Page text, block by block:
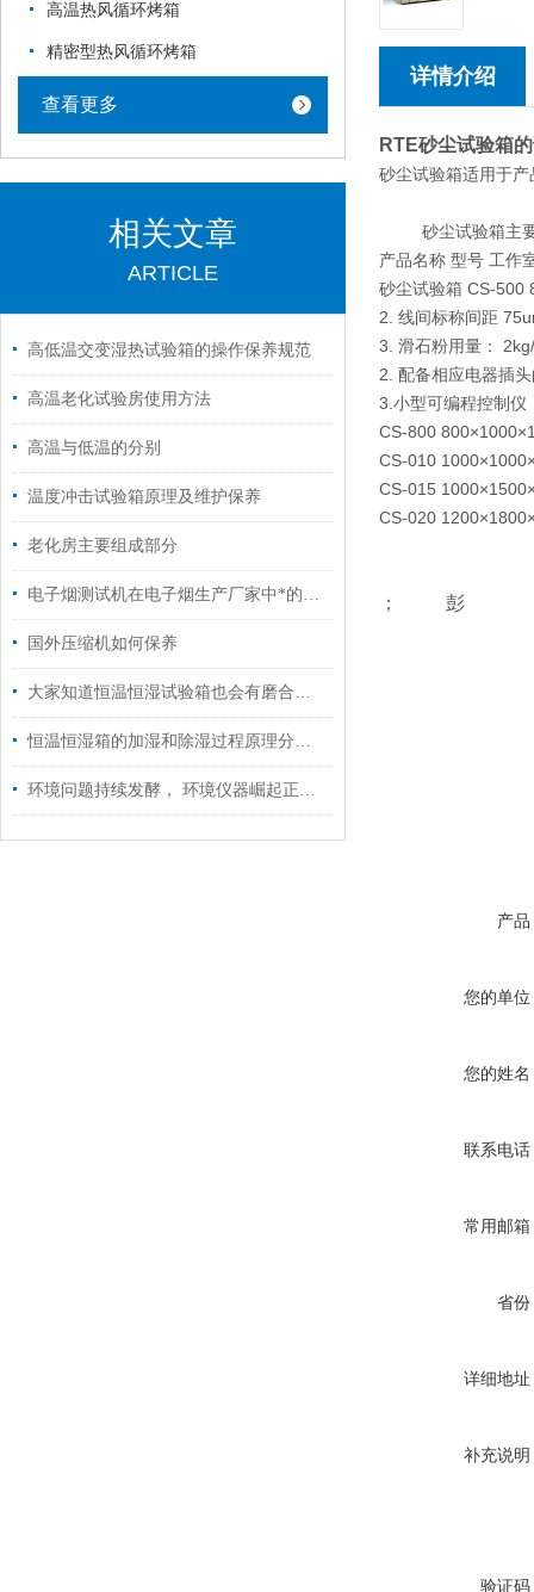
高温热风循环烤箱
精密型热风循环烤箱
查看更多
相关文章
ARTICLE
高低温交变湿热试验箱的操作保养规范
高温老化试验房使用方法
高温与低温的分别
温度冲击试验箱原理及维护保养
老化房主要组成部分
电子烟测试机在电子烟生产厂家中*的九款设备推荐
国外压缩机如何保养
大家知道恒温恒湿试验箱也会有磨合期吗？
恒温恒湿箱的加湿和除湿过程原理分析！
环境问题持续发酵， 环境仪器崛起正当时
详情介绍
RTE砂尘试验箱
砂尘试验箱适用于
砂尘试验箱主
产品名称 型号 工作
砂尘试验箱 CS-500
2. 线间标称间距
3. 滑石粉用量：
2. 配备相应电器插
3.小型可编程控制仪
CS-800
CS-010
CS-015
CS-020
； 彭
产品
您的单位
您的姓名
联系电话
常用邮箱
省份
详细地址
补充说明
验证码